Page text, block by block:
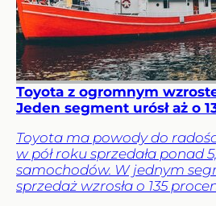
Toyota z ogromnym
Jeden segment urósł aż o
Toyota ma powody do
w pół roku sprzedała ponad
samochodów. W jednym
sprzedaż wzrosła o 135